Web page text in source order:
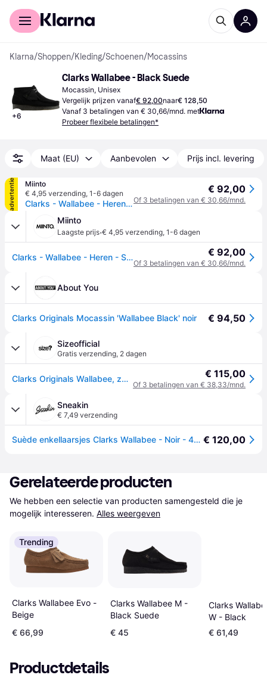
Voor shoppers
Klarna/Shoppen/Kleding/Schoenen/Mocassins
+6
Clarks Wallabee - Black Suede
Mocassin, Unisex
Vergelijk prijzen vanaf€ 92,00naar€ 128,50
Vanaf 3 betalingen van € 30,66/mnd. met
Probeer flexibele betalingen*
Maat (EU) Aanbevolen Prijs incl. levering
advertentie
Miinto
€ 4,95 verzending, 1-6 dagen
Clarks - Wallabee - Heren - Schoenen - Zwart - Maat: 39 1/2 EU Leer
€ 92,00
Of 3 betalingen van € 30,66/mnd.
Miinto
Laagste prijs·€ 4,95 verzending, 1-6 dagen
Clarks - Wallabee - Heren - Schoenen - Zwart - Maat: 39 1/2 EU Leer € 92,00
Of 3 betalingen van € 30,66/mnd.
About You
Clarks Originals Mocassin 'Wallabee Black' noir € 94,50
Sizeofficial
Gratis verzending, 2 dagen
Clarks Originals Wallabee, zwart - 41.5 € 115,00
Of 3 betalingen van € 38,33/mnd.
Sneakin
€ 7,49 verzending
Suède enkellaarsjes Clarks Wallabee - Noir - 41,5 € 120,00
Gerelateerde producten
We hebben een selectie van producten samengesteld die je
mogelijk interesseren. Alles weergeven
Trending
Clarks Wallabee Evo -
Beige
€ 66,99
Clarks Wallabee M -
Black Suede
€ 45
Clarks
W - Black
€ 61,49
Productdetails